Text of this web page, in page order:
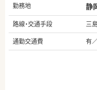
勤務地 静
路線・交通手段
三
通勤交通費
有